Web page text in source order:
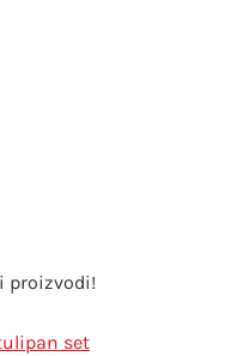
proizvodi!
set